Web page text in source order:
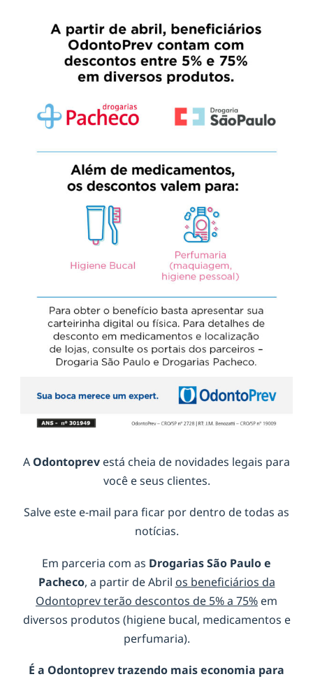
A Odontoprev está cheia de novidades legais para
você e seus clientes.
Salve este e-mail para ficar por dentro de todas as
notícias.
Em parceria com as Drogarias São Paulo e
Pacheco, a partir de Abril os beneficiários da
Odontoprev terão descontos de 5% a 75% em
diversos produtos (higiene bucal, medicamentos e
perfumaria).
É a Odontoprevtrazendo mais economia para